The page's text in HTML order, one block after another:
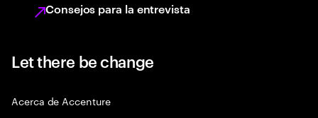
Consejos para la entrevista
Let there be change
Acerca de Accenture